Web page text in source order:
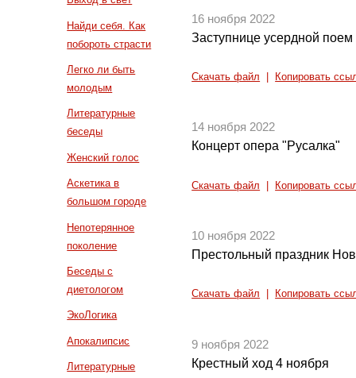
Найди себя. Как
побороть страсти
Легко ли быть
молодым
Литературные
беседы
Женский голос
Аскетика в
большом городе
Непотерянное
поколение
Беседы с
диетологом
ЭкоЛогика
Апокалипсис
Литературные
16 ноября 2022
Заступнице усердной поем
Скачать файл Копировать
14 ноября 2022
Концерт опера "Русалка"
Скачать файл Копировать
10 ноября 2022
Престольный праздник
Скачать файл Копировать
9 ноября 2022
Крестный ход 4 ноября